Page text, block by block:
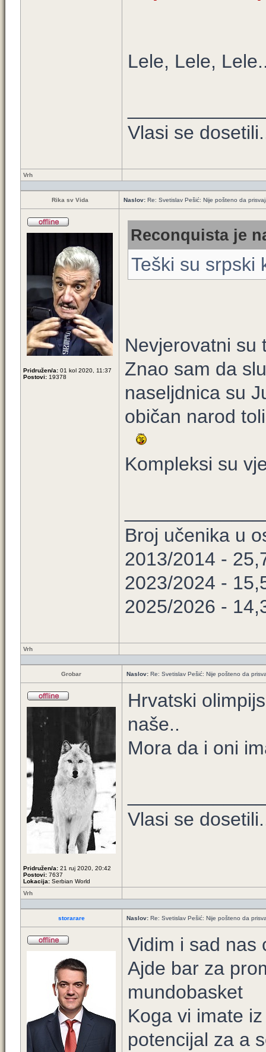
Lele, Lele,
Vlasi se
Vrh
Rika sv Vida Naslov: Re: Svetislav Pešić: Nije pošteno da
Pridružen/a: 01 kol 2020, 11:37
Postovi: 19378
Reconquista je
Teški su srpski
Nevjerovatni su
Znao sam da
naseljdnica su
običan narod
Kompleksi su
Broj učenika u
2013/2014 -
2023/2024 -
2025/2026 -
Vrh
Grobar Naslov: Re: Svetislav Pešić: Nije pošteno da
Pridružen/a: 21 ruj 2020, 20:42
Postovi: 7637
Lokacija: Serbian World
Hrvatski
naše..
Mora da i oni
Vlasi se
Vrh
storarare Naslov: Re: Svetislav Pešić: Nije pošteno da
Vidim i sad nas
Ajde bar za
mundobasket
Koga vi imate
potencijal za a